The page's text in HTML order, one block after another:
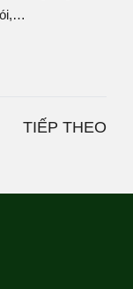
TIẾP THEO